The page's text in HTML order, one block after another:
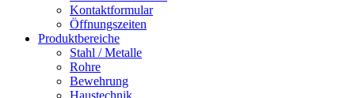
Kontaktformular
Öffnungszeiten
Produktbereiche
Stahl / Metalle
Rohre
Bewehrung
Haustechnik